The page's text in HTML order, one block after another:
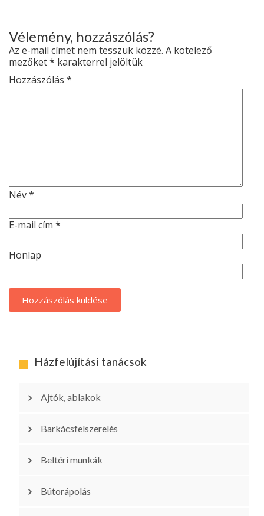
Vélemény, hozzászólás?
Az e-mail címet nem tesszük közzé. A kötelező
mezőket* karakterrel jelöltük
Hozzászólás *
Név*
E-mail cím *
Honlap
Házfelújítási tanácsok
Ajtók, ablakok
Barkácsfelszerelés
Beltéri munkák
Bútorápolás